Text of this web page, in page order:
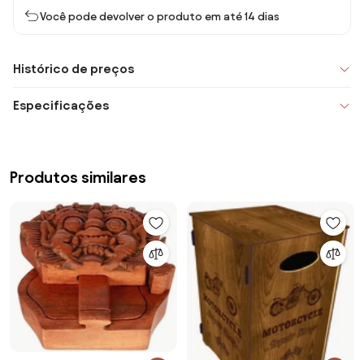
Você pode devolver o produto em até 14 dias
Histórico de preços
Especificações
Produtos similares